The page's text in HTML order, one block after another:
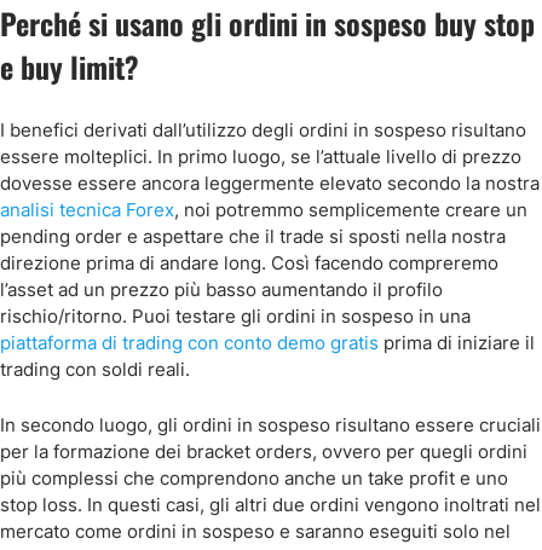
Perché si usano gli ordini in sospeso buy stop
e buy limit?
I benefici derivati dall’utilizzo degli ordini in sospeso risultano
essere molteplici. In primo luogo, se l’attuale livello di prezzo
dovesse essere ancora leggermente elevato secondo la nostra
analisi tecnica Forex, noi potremmo semplicemente creare un
pending order e aspettare che il trade si sposti nella nostra
direzione prima di andare long. Così facendo compreremo
l’asset ad un prezzo più basso aumentando il profilo
rischio/ritorno. Puoi testare gli ordini in sospeso in una
piattaforma di trading con conto demo gratis prima di iniziare il
trading con soldi reali.
In secondo luogo, gli ordini in sospeso risultano essere cruciali
per la formazione dei bracket orders, ovvero per quegli ordini
più complessi che comprendono anche un take profit e uno
stop loss. In questi casi, gli altri due ordini vengono inoltrati nel
mercato come ordini in sospeso e saranno eseguiti solo nel